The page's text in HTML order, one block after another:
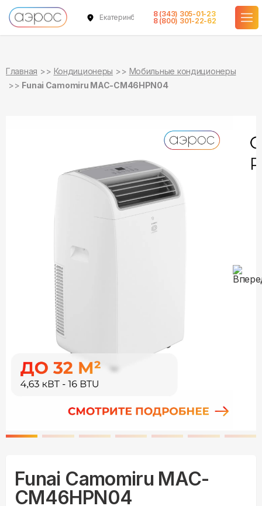
Екатеринбург
8 (343) 305-01-23
8 (800) 301-22-62
Главная Кондиционеры
Мобильные кондиционеры
Funai Camomiru MAC-CM46HPN04
Funai Camomiru MAC-
CM46HPN04
в наличии
в наличии